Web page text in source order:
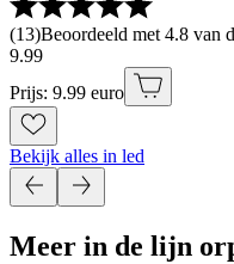
(13)Beoordeeld met 4.8 van
9.99
Prijs: 9.99 euro
Bekijk alles in led
Meer in de lijn